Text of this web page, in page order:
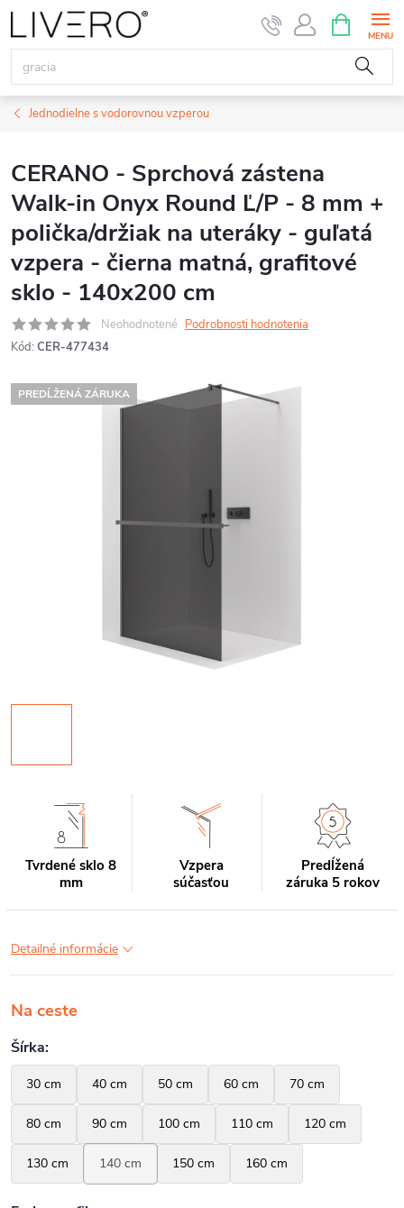
Prejsť
na
obsah
KOŠÍK
Jednodielne s vodorovnou vzperou
CERANO - Sprchová zástena
Walk-in Onyx Round Ľ/P - 8 mm +
polička/držiak na uteráky - guľatá
vzpera - čierna matná, grafitové
sklo - 140x200 cm
Neohodnotené Podrobnosti hodnotenia
Kód: CER-477434
PREDĹŽENÁ ZÁRUKA
Tvrdené sklo 8
mm
Vzpera
súčasťou
Predĺžená
záruka 5 rokov
Detailné informácie
Na ceste